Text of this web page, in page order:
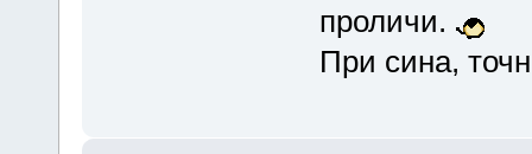
проличи.
При сина,